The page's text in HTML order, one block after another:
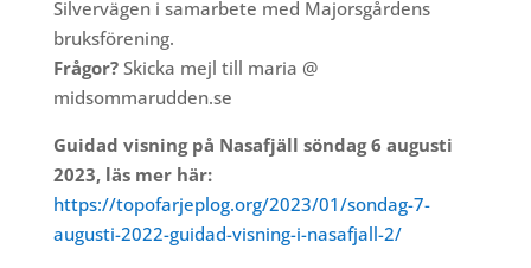
Silvervägen i samarbete med Majorsgårdens
bruksförening.
Frågor?Skicka mejl till maria @
midsommarudden.se
Guidad visning på Nasafjäll söndag 6 augusti
2023, läs mer här:
https://topofarjeplog.org/2023/01/sondag-7-
augusti-2022-guidad-visning-i-nasafjall-2/